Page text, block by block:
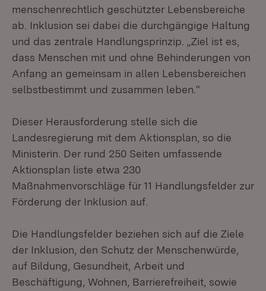
menschenrechtlich geschützter Lebensbereiche
ab. Inklusion sei dabei die durchgängige Haltung
und das zentrale Handlungsprinzip. „Ziel ist es,
dass Menschen mit und ohne Behinderungen von
Anfang an gemeinsam in allen Lebensbereichen
selbstbestimmt und zusammen leben.“
Dieser Herausforderung stelle sich die
Landesregierung mit dem Aktionsplan, so die
Ministerin. Der rund 250 Seiten umfassende
Aktionsplan liste etwa 230
Maßnahmenvorschläge für 11 Handlungsfelder zur
Förderung der Inklusion auf.
Die Handlungsfelder beziehen sich auf die Ziele
der Inklusion, den Schutz der Menschenwürde,
auf Bildung, Gesundheit, Arbeit und
Beschäftigung, Wohnen, Barrierefreiheit, sowie